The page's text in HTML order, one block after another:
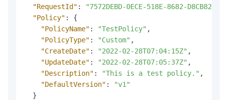
"RequestId" :
"7572DEBD-0ECE-518E-8682-
"Policy" :
{
"PolicyName" : "TestPolicy" ,
"PolicyType" : "Custom" ,
"CreateDate" : "2022-02-28T07:04:15Z" ,
"UpdateDate" : "2022-02-28T07:05:37Z" ,
"Description" : "This is a test policy." ,
"DefaultVersion" :
"v1"
}